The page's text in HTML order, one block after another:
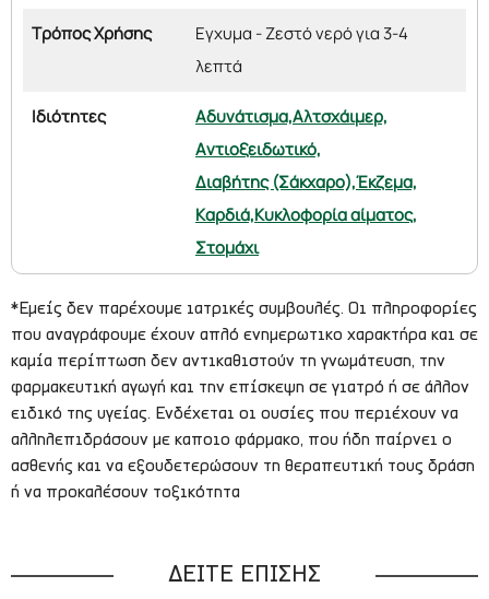
Τρόπος Χρήσης
Εγχυμα - Ζεστό νερό για 3-4
λεπτά
Ιδιότητες Αδυνάτισμα,Αλτσχάιμερ,
Αντιοξειδωτικό,
Διαβήτης (Σάκχαρο),Έκζεμα,
Καρδιά,Κυκλοφορία αίματος,
Στομάχι
*Εμείς δεν παρέχουμε ιατρικές συμβουλές. Οι πληροφορίες
που αναγράφουμε έχουν απλό ενημερωτικο χαρακτήρα και σε
καμία περίπτωση δεν αντικαθιστούν τη γνωμάτευση, την
φαρμακευτική αγωγή και την επίσκεψη σε γιατρό ή σε άλλον
ειδικό της υγείας. Ενδέχεται οι ουσίες που περιέχουν να
αλληλεπιδράσουν με καποιο φάρμακο, που ήδη παίρνει ο
ασθενής και να εξουδετερώσουν τη θεραπευτική τους δράση
ή να προκαλέσουν τοξικότητα
ΔΕΙΤΕ ΕΠΙΣΗΣ